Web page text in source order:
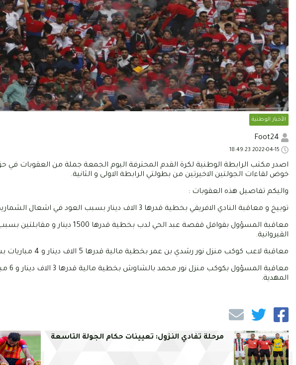
الأخبار الوطنية
اصدر مكتب الرابطة الوطنية لكرة القدم المحترفة اليوم الجمعة جملة من العقوبات في
خوض لقاءات الجولتين الاخيرتين من بطولتي الرابطة الاولى و الثانية.
واليكم تفاصيل هذه العقوبات :
توبيخ و معاقبة النادي الافريقي بخطية قدرها 3 الاف دينار بسبب العود في اشعال الشماريخ في مباراة هلال الشابة.
معاقبة المسؤول بقوافل قفصة عبد الحي
القيروانية.
معاقبة لاعب كوكب منزل نور رشدي بن عمر بخطية مالية قدرها 5 الاف دينار و 4 مباريات بسبب محاولته الاعتداء على حكم لقاء مكارم المهدية.
المهدية.
مرحلة تفادي النزول: تعيينات حكام الجولة التاسعة